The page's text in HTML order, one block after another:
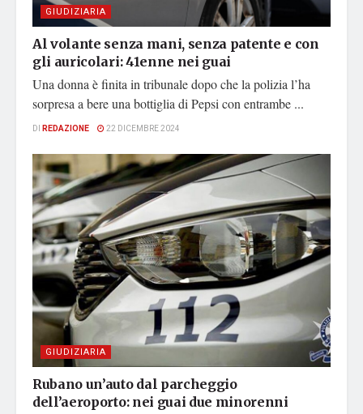
GIUDIZIARIA
Al volante senza mani, senza patente e con
gli auricolari: 41enne nei guai
Una donna è finita in tribunale dopo che la polizia l’ha
sorpresa a bere una bottiglia di Pepsi con entrambe ...
DI REDAZIONE 22 DICEMBRE 2024
GIUDIZIARIA
Rubano un’auto dal parcheggio
dell’aeroporto: nei guai due minorenni